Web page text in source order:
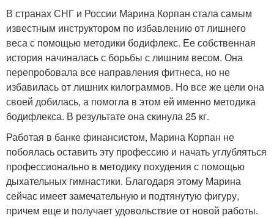
В странах СНГ и России Марина Корпан стала самым
известным инструктором по избавлению от лишнего
веса с помощью методики бодифлекс. Ее собственная
история начиналась с борьбы с лишним весом. Она
перепробовала все направления фитнеса, но не
избавилась от лишних килограммов. Но все же цели она
своей добилась, а помогла в этом ей именно методика
бодифлекса. В результате она скинула 25 кг.
Работая в банке финансистом, Марина Корпан не
побоялась оставить эту профессию и начать углубляться
профессионально в методику похудения с помощью
дыхательных гимнастики. Благодаря этому Марина
сейчас имеет замечательную и подтянутую фигуру,
причем еще и получает удовольствие от новой работы.